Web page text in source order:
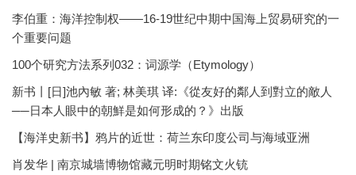
李伯重：海洋控制权——16-19世纪中期中国海上贸易研究的一
个重要问题
100个研究方法系列032：词源学（Etymology）
新书丨[日]池內敏 著; 林美琪 译:《從友好的鄰人到對立的敵人
──日本人眼中的朝鮮是如何形成的？》出版
【海洋史新书】鸦片的近世：荷兰东印度公司与海域亚洲
肖发华 | 南京城墙博物馆藏元明时期铭文火铳